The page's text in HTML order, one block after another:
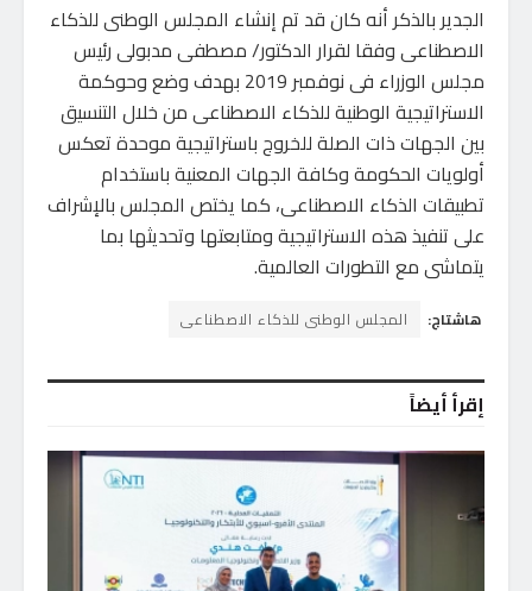
الجدير بالذكر أنه كان قد تم إنشاء المجلس الوطنى للذكاء
الاصطناعى وفقا لقرار الدكتور/ مصطفى مدبولى رئيس
مجلس الوزراء فى نوفمبر 2019 بهدف وضع وحوكمة
الاستراتيجية الوطنية للذكاء الاصطناعى من خلال التنسيق
بين الجهات ذات الصلة للخروج باستراتيجية موحدة تعكس
أولويات الحكومة وكافة الجهات المعنية باستخدام
تطبيقات الذكاء الاصطناعى، كما يختص المجلس بالإشراف
على تنفيذ هذه الاستراتيجية ومتابعتها وتحديثها بما
يتماشى مع التطورات العالمية.
هاشتاج: المجلس الوطنى للذكاء الاصطناعى
إقرأ أيضاً